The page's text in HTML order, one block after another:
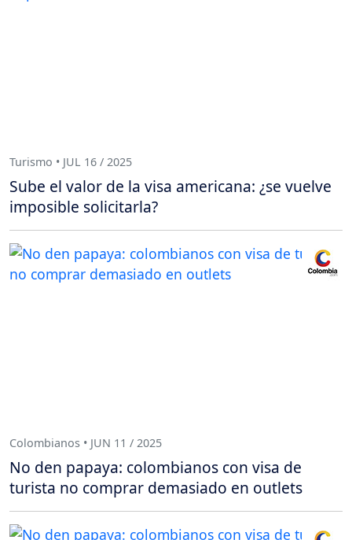
Turismo • JUL 16 / 2025
Sube el valor de la visa americana: ¿se vuelve
imposible solicitarla?
Colombianos • JUN 11 / 2025
No den papaya: colombianos con visa de
turista no comprar demasiado en outlets